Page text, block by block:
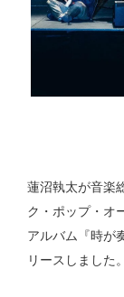
蓮沼執太が音楽
ク・ポップ・オ
アルバム『時が
リースしました。